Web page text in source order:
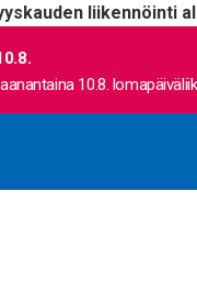
liikennöinti
10.8.